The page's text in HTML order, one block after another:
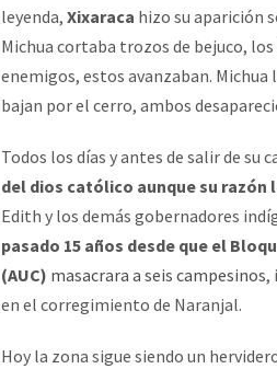
leyenda, Xixaraca hizo su aparición
Michua cortaba trozos de bejuco,
enemigos, estos avanzaban. Michua
bajan por el cerro, ambos
Todos los días y antes de salir de su
del dios católico aunque su razón
Edith y los demás gobernadores
pasado 15 años desde que el
(AUC) masacrara a seis campesinos,
en el corregimiento de Naranjal.
Hoy la zona sigue siendo un